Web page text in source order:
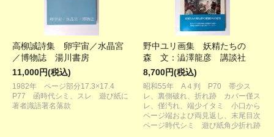
高柳誠詩集 卵宇宙／水晶宮
／博物誌 湯川書房
11,000円(税込)
1982年 ページ部分17.3×17.4
P77 函時代シミ、スレ 遊び紙に
著者識語署名落款
野中ユリ画集 妖精たちの
森 文：澁澤龍彦 講談社
8,700円(税込)
昭和55年 A４判 P70 帯少ス
レ、裏側破れ、折れ跡 カバー僅ス
レ、僅汚れ、端少イタミ 小口から
ページ端および両見返し、末尾目次
ページ時代シミ 遊び紙角少折れ跡